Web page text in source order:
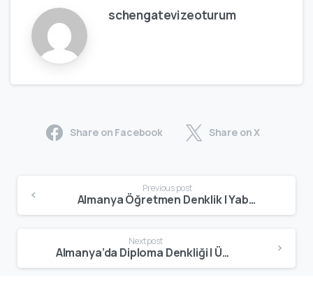
schengatevizeoturum
Share on Facebook Share on X
Previous post
Almanya Öğretmen Denklik | Yabancılar İçin Gerçekçi Değerlendirme
Next post
Almanya’da Diploma Denkliği | Üniversite ve Okul Diploması Tanıma Süreci